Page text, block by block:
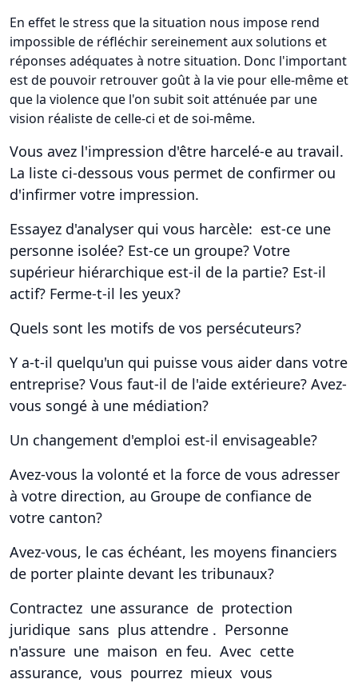
En effet le stress que la situation nous impose rend
impossible de réfléchir sereinement aux solutions et
réponses adéquates à notre situation. Donc l'important
est de pouvoir retrouver goût à la vie pour elle-même et
que la violence que l'on subit soit atténuée par une
vision réaliste de celle-ci et de soi-même.
Vous avez l'impression d'être harcelé-e au travail.
La liste ci-dessous vous permet de confirmer ou
d'infirmer votre impression.
Essayez d'analyser qui vous harcèle: est-ce une
personne isolée? Est-ce un groupe? Votre
supérieur hiérarchique est-il de la partie? Est-il
actif? Ferme-t-il les yeux?
Quels sont les motifs de vos persécuteurs?
Y a-t-il quelqu'un qui puisse vous aider dans votre
entreprise? Vous faut-il de l'aide extérieure? Avez-
vous songé à une médiation?
Un changement d'emploi est-il envisageable?
Avez-vous la volonté et la force de vous adresser
à votre direction, au Groupe de confiance de
votre canton?
Avez-vous, le cas échéant, les moyens financiers
de porter plainte devant les tribunaux?
Contractez une assurance de protection
juridique sans plus attendre . Personne
n'assure une maison en feu. Avec cette
assurance, vous pourrez mieux vous